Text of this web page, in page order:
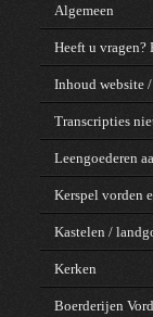
Algemeen
Heeft u vragen?
Inhoud website
Transcripties
Leengoederen
Kerspel vorden
Kastelen /
Kerken
Boerderijen